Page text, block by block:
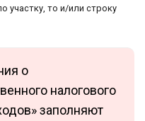
участку, то и/или строку
о
налогового
заполняют